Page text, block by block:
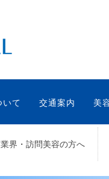
いて 交通案内 美
界・訪問美容の方へ